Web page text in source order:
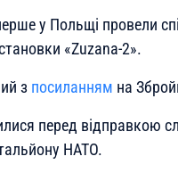
у Польщі провели
«Zuzana-2».
з посиланням на
перед відправкою
НАТО.